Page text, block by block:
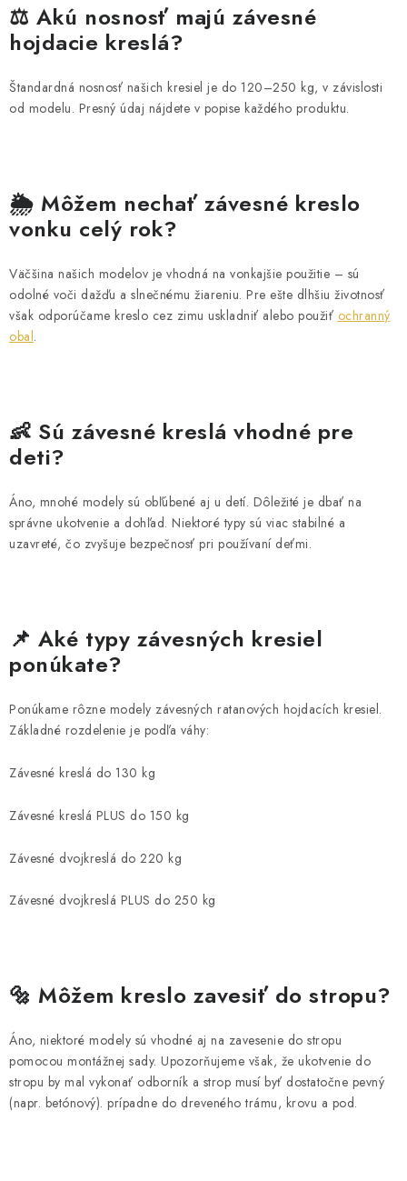
FAQ - NAJČASTEJŠIE OTÁZKY
Všeobecné obchodné podmienky
Reklamácia vrátenie tovaru
Kontakty
⚖️ Akú nosnosť majú závesné
hojdacie kreslá?
Štandardná nosnosť našich kresiel je do 120–250 kg, v závislosti
od modelu. Presný údaj nájdete v popise každého produktu.
🌦️ Môžem nechať závesné kreslo
vonku celý rok?
Väčšina našich modelov je vhodná na vonkajšie použitie – sú
odolné voči dažďu a slnečnému žiareniu. Pre ešte dlhšiu životnosť
však odporúčame kreslo cez zimu uskladniť alebo použiť ochranný
obal.
👶 Sú závesné kreslá vhodné pre
deti?
Áno, mnohé modely sú obľúbené aj u detí. Dôležité je dbať na
správne ukotvenie a dohľad. Niektoré typy sú viac stabilné a
uzavreté, čo zvyšuje bezpečnosť pri používaní deťmi.
📌 Aké typy závesných kresiel
ponúkate?
Ponúkame rôzne modely závesných ratanových hojdacích kresiel.
Základné rozdelenie je podľa váhy:
Závesné kreslá do 130 kg
Závesné kreslá PLUS do 150 kg
Závesné dvojkreslá do 220 kg
Závesné dvojkreslá PLUS do 250 kg
🔩 Môžem kreslo zavesiť do stropu?
Áno, niektoré modely sú vhodné aj na zavesenie do stropu
pomocou montážnej sady. Upozorňujeme však, že ukotvenie do
stropu by mal vykonať odborník a strop musí byť dostatočne pevný
(napr. betónový). prípadne do dreveného trámu, krovu a pod.